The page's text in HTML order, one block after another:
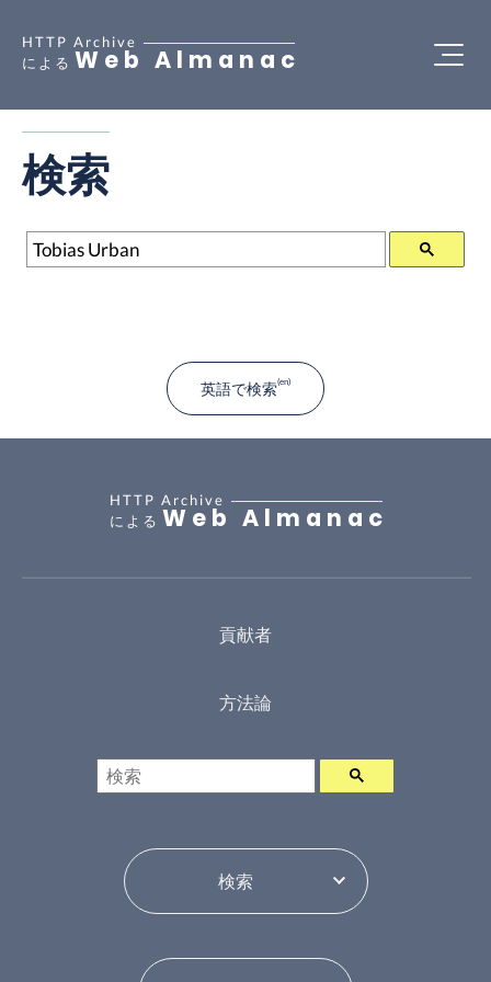
HTTP Archive
による Web Almanac
検索
検索
英語で検索
HTTP Archive
による Web Almanac
貢献者
方法論
検索
年ピッカー